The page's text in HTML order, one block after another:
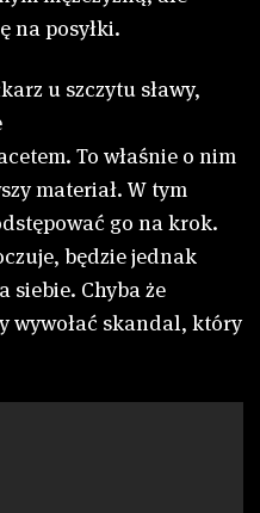
na posyłki.
u szczytu sławy,
To właśnie o nim
materiał. W tym
go na krok.
będzie jednak
siebie. Chyba że
wywołać skandal, który